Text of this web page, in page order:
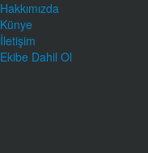
Hakkımızda
Künye
İletişim
Ekibe Dahil Ol